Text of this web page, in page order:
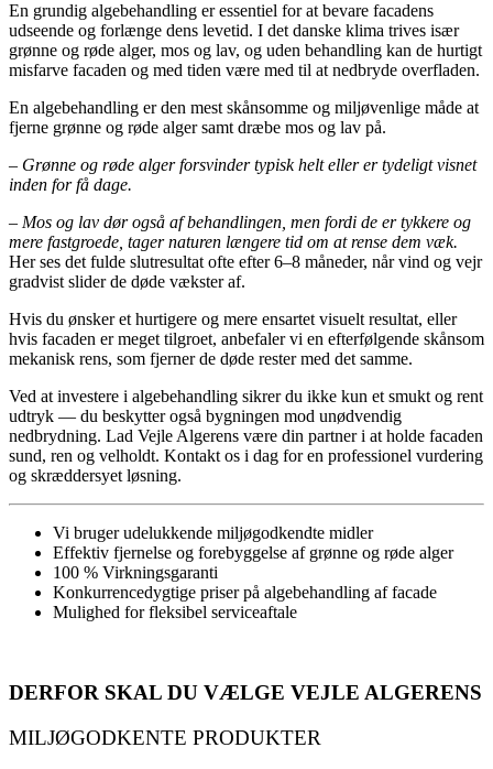
En grundig algebehandling er essentiel for at bevare facadens
udseende og forlænge dens levetid. I det danske klima trives især
grønne og røde alger, mos og lav, og uden behandling kan de hurtigt
misfarve facaden og med tiden være med til at nedbryde overfladen.
En algebehandling er den mest skånsomme og miljøvenlige måde at
fjerne grønne og røde alger samt dræbe mos og lav på.
– Grønne og røde alger forsvinder typisk helt eller er tydeligt visnet
inden for få dage.
– Mos og lav dør også af behandlingen, men fordi de er tykkere og
mere fastgroede, tager naturen længere tid om at rense dem væk.
Her ses det fulde slutresultat ofte efter6–8 måneder, når vind og vejr
gradvist slider de døde vækster af.
Hvis du ønsker ethurtigere og mere ensartet visuelt resultat, eller
hvis facaden er meget tilgroet, anbefaler vi en efterfølgende skånsom
mekanisk rens, som fjerner de døde rester med det samme.
Ved at investere i algebehandling sikrer du ikke kun et smukt og rent
udtryk — du beskytter også bygningen mod unødvendig
nedbrydning. Lad Vejle Algerens være din partner i at holde facaden
sund, ren og velholdt. Kontakt os i dag for en professionel vurdering
og skræddersyet løsning.
Vi bruger udelukkende miljøgodkendte midler
Effektiv fjernelse og forebyggelse af grønne og røde alger
100 % Virkningsgaranti
Konkurrencedygtige priser på algebehandling af facade
Mulighed for fleksibel serviceaftale
DERFOR SKAL DU VÆLGE VEJLE ALGERENS
MILJØGODKENTE PRODUKTER